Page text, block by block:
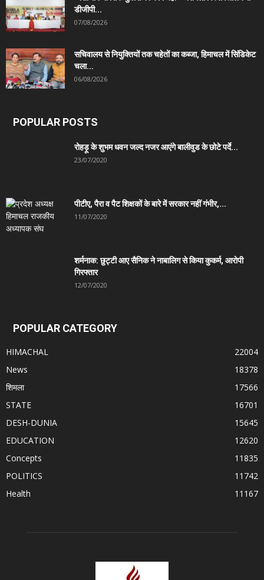
डीजीपी...
07/08/2026
सचिवालय से नियुक्तियों तक चहेतों का कब्जा, हिमाचल में सिंडिकेट
चला...
06/08/2026
POPULAR POSTS
रोहड़ू के शुभम धवन जल्द नजर आएंगे बालीवुड के छोटे पर्दे...
23/07/2020
पीटीए, पैरा व पैट शिक्षकों के बारे में सरकार नहीं गंभीर,...
11/07/2020
शर्मनाक: छुट्टी आए सैनिक ने नाबालिग से किया कुकर्म, आरोपी
गिरफ्तार
12/07/2020
POPULAR CATEGORY
HIMACHAL
22004
News
18378
शिमला
17566
STATE
16701
DESH-DUNIA
15645
EDUCATION
12620
Concepts
11835
POLITICS
11742
Health
11167